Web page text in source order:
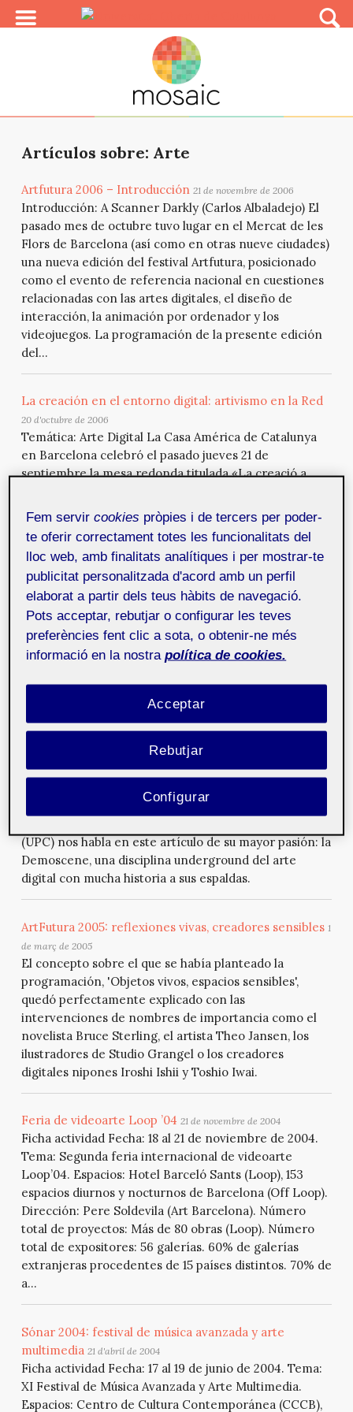
Artículos sobre: Arte
Artfutura 2006 – Introducción 21 de novembre de 2006
Introducción: A Scanner Darkly (Carlos Albaladejo) El
pasado mes de octubre tuvo lugar en el Mercat de les
Flors de Barcelona (así como en otras nueve ciudades)
una nueva edición del festival Artfutura, posicionado
como el evento de referencia nacional en cuestiones
relacionadas con las artes digitales, el diseño de
interacción, la animación por ordenador y los
videojuegos. La programación de la presente edición
del...
La creación en el entorno digital: artivismo en la Red
20 d'octubre de 2006
Temática: Arte Digital La Casa América de Catalunya
en Barcelona celebró el pasado jueves 21 de
septiembre la mesa redonda titulada «La creació a
programa «Cooptecart: Cooperació, tecnologia i art»,
un ciclo formado por tres mesas redondas que tenían
como tema central la red y los proyectos cooperativos
que están surgiendo con Internet como medio de
trabajo y m...
Pere Soldevila 5 d'abril de 2006
Pere Soldevila, gerente de la galería de arte
Metropolitana Barcelona y Oscar Abril Ascaso, co-
comisario de exposiciones de Sonar y programador
del Centro de Arte Santa Mónica de Barcelona nos
explican su particular visión del arte digital y de su
David Domingo Alegre, profesor de la facultad de
(UPC) nos habla en este artículo de su mayor pasión: la
Demoscene, una disciplina underground del arte
digital con mucha historia a sus espaldas.
ArtFutura 2005: reflexiones vivas, creadores sensibles 1
de març de 2005
El concepto sobre el que se había planteado la
programación, 'Objetos vivos, espacios sensibles',
quedó perfectamente explicado con las
intervenciones de nombres de importancia como el
novelista Bruce Sterling, el artista Theo Jansen, los
ilustradores de Studio Grangel o los creadores
digitales nipones Iroshi Ishii y Toshio Iwai.
Feria de videoarte Loop ’04 21 de novembre de 2004
Ficha actividad Fecha: 18 al 21 de noviembre de 2004.
Tema: Segunda feria internacional de videoarte
Loop’04. Espacios: Hotel Barceló Sants (Loop), 153
espacios diurnos y nocturnos de Barcelona (Off Loop).
Dirección: Pere Soldevila (Art Barcelona). Número
total de proyectos: Más de 80 obras (Loop). Número
total de expositores: 56 galerías. 60% de galerías
extranjeras procedentes de 15 países distintos. 70% de
a...
Sónar 2004: festival de música avanzada y arte
multimedia 21 d'abril de 2004
Ficha actividad Fecha: 17 al 19 de junio de 2004. Tema:
XI Festival de Música Avanzada y Arte Multimedia.
Espacios: Centro de Cultura Contemporánea (CCCB),
Fem servircookies pròpies i de tercers per poder-
te oferir correctament totes les funcionalitats del
lloc web, amb finalitats analítiques i per mostrar-te
publicitat personalitzada d'acord amb un perfil
elaborat a partir dels teus hàbits de navegació.
Pots acceptar, rebutjar o configurar les teves
preferències fent clic a sota, o obtenir-ne més
informació en la nostra política de cookies.
Rebutjar
Acceptar
Configurar